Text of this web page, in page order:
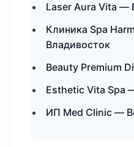
Laser Aura Vita —
Клиника Spa
Владивосток
Beauty Premium
Esthetic Vita Spa
ИП Med Clinic —